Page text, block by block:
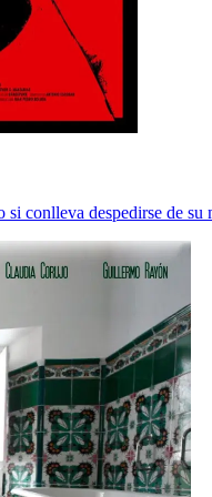
conlleva despedirse de su